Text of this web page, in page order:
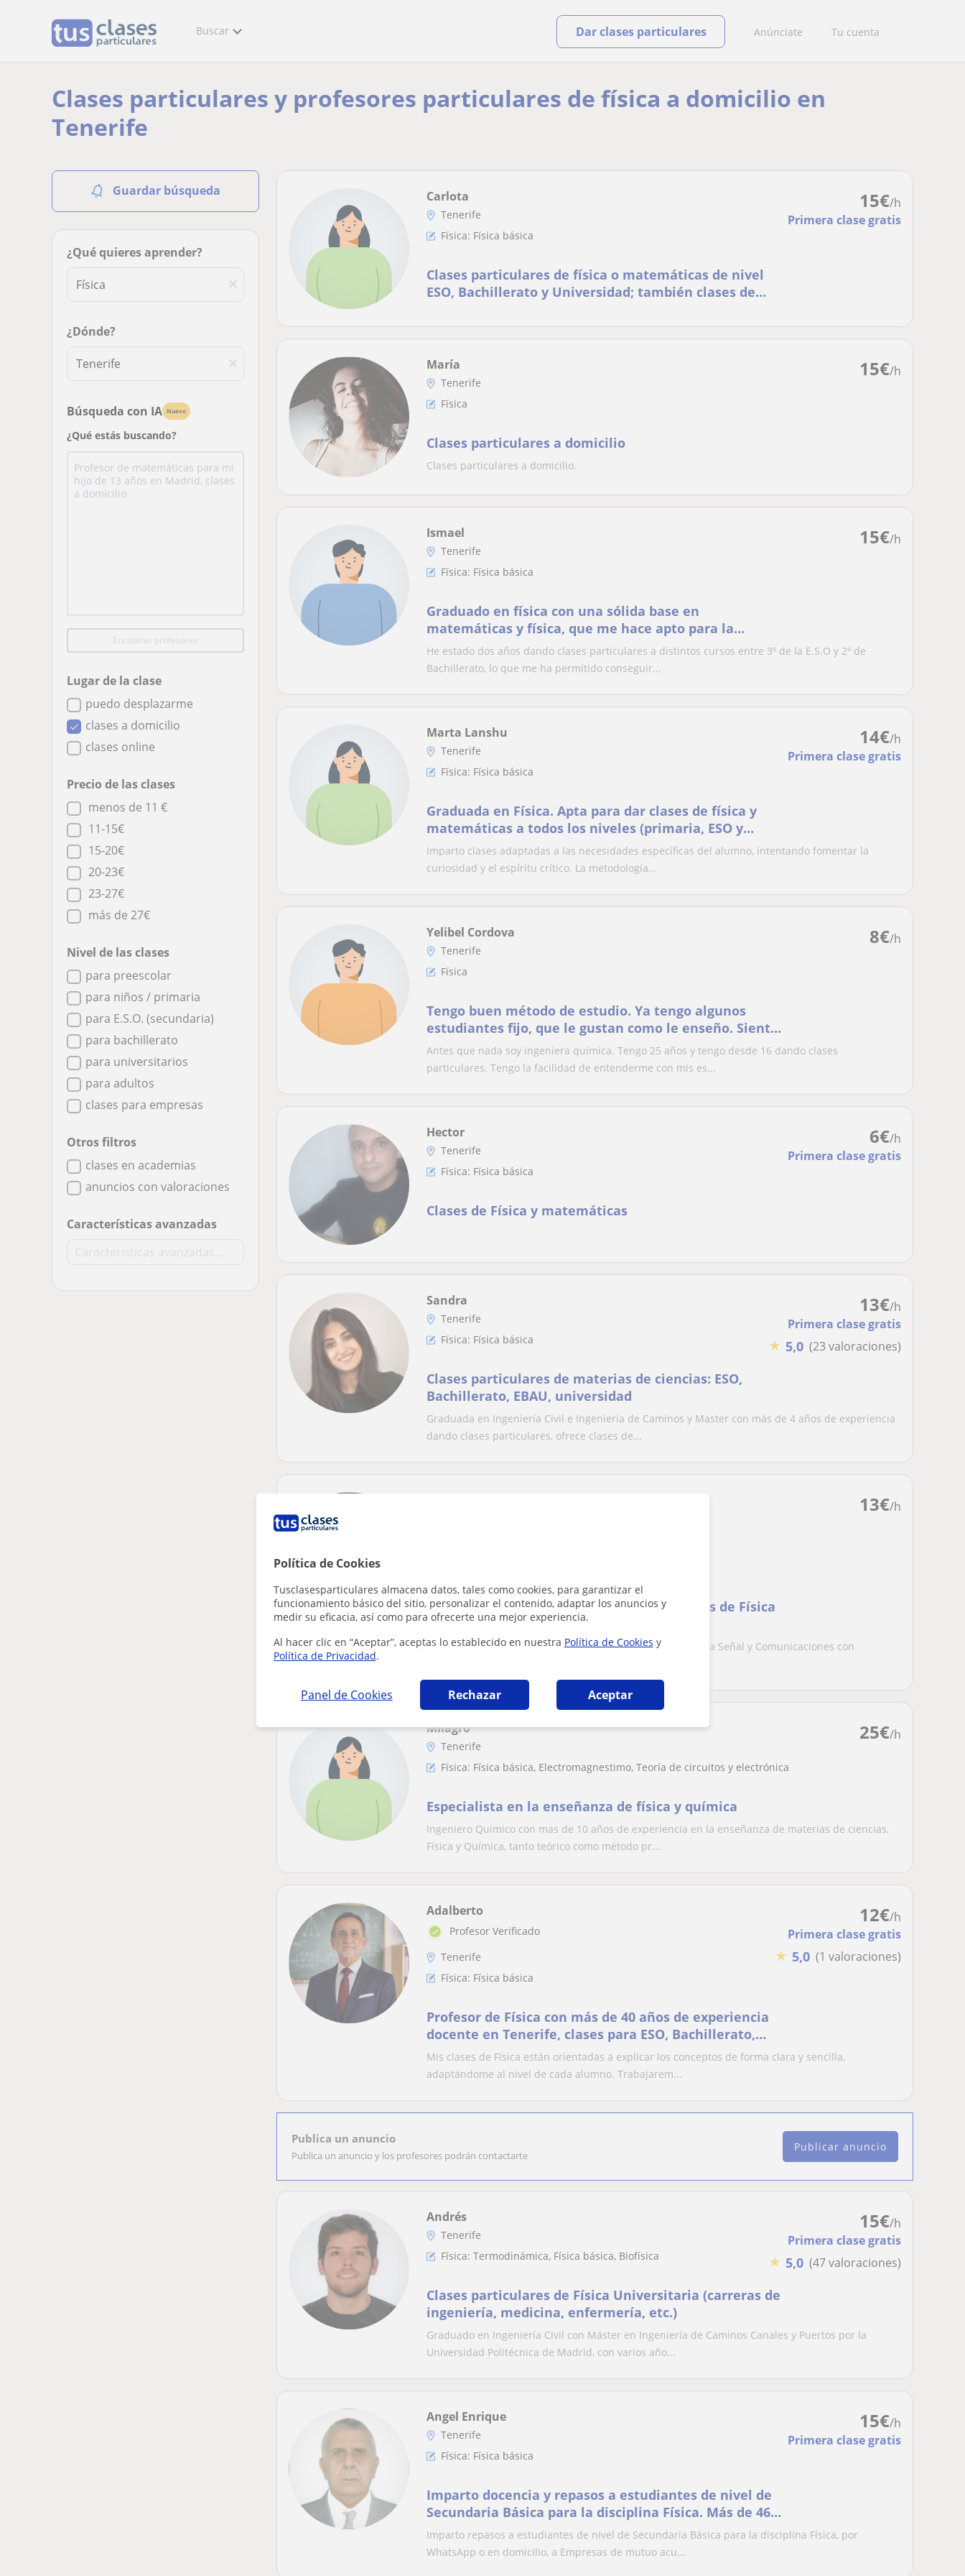
Política de Cookies
Tusclasesparticulares almacena datos, tales como cookies, para garantizar el
funcionamiento básico del sitio, personalizar el contenido, adaptar los anuncios y
medir su eficacia, así como para ofrecerte una mejor experiencia.
Al hacer clic en “Aceptar”, aceptas lo establecido en nuestra Política de Cookies y
Política de Privacidad.
Panel de Cookies Rechazar Aceptar
Buscar Anúnciate Tu cuenta
Dar clases particulares
Clases particulares y profesores particulares de física a domicilio en
Tenerife
Guardar búsqueda
¿Qué quieres aprender?
¿Dónde?
Búsqueda con IA Nuevo
¿Qué estás buscando?
Encontrar profesores
Lugar de la clase
puedo desplazarme
clases a domicilio
clases online
Precio de las clases
menos de 11 €
11-15€
15-20€
20-23€
23-27€
más de 27€
Nivel de las clases
para preescolar
para niños / primaria
para E.S.O. (secundaria)
para bachillerato
para universitarios
para adultos
clases para empresas
Otros filtros
clases en academias
anuncios con valoraciones
Características avanzadas
15€/h
Primera clase gratis
Carlota
Tenerife
Física: Física básica
Clases particulares de física o matemáticas de nivel
ESO, Bachillerato y Universidad; también clases de
15€/h
María
Tenerife
Física
Clases particulares a domicilio
Clases particulares a domicilio.
15€/h
Ismael
Tenerife
Física: Física básica
Graduado en física con una sólida base en
matemáticas y física, que me hace apto para la
docencia.
He estado dos años dando clases particulares a distintos cursos entre 3º de la E.S.O y 2º de
Bachillerato, lo que me ha permitido conseguir...
14€/h
Primera clase gratis
Marta Lanshu
Tenerife
Física: Física básica
Graduada en Física. Apta para dar clases de física y
matemáticas a todos los niveles (primaria, ESO y
bachillerato)
Imparto clases adaptadas a las necesidades específicas del alumno, intentando fomentar la
curiosidad y el espíritu crítico. La metodología...
8€/h
Yelibel Cordova
Tenerife
Física
Tengo buen método de estudio. Ya tengo algunos
estudiantes fijo, que le gustan como le enseño. Siento
que puedo entenderme con mis alumnos. También
parto clases de bachillerato
Antes que nada soy ingeniera química. Tengo 25 años y tengo desde 16 dando clases
particulares. Tengo la facilidad de entenderme con mis es...
6€/h
Primera clase gratis
Hector
Tenerife
Física: Física básica
Clases de Física y matemáticas
13€/h
Primera clase gratis
★ 5,0 (23 valoraciones)
Sandra
Tenerife
Física: Física básica
Clases particulares de materias de ciencias: ESO,
Bachillerato, EBAU, universidad
Graduada en Ingeniería Civil e Ingeniería de Caminos y Master con más de 4 años de experiencia
dando clases particulares, ofrece clases de...
13€/h
Doctor en ciencias ofrece clases particulares de Física
y Química (ESO y Bachillerato)
Licenciado en Ciencias Ambientales y doctor en Teoría de la Señal y Comunicaciones con
25€/h
Milagro
Tenerife
Física: Física básica, Electromagnestimo, Teoría de circuitos y electrónica
Especialista en la enseñanza de física y química
Ingeniero Químico con mas de 10 años de experiencia en la enseñanza de materias de ciencias,
Física y Química, tanto teórico como método pr...
12€/h
Primera clase gratis
★ 5,0 (1 valoraciones)
Adalberto
Profesor Verificado
Tenerife
Física: Física básica
Profesor de Física con más de 40 años de experiencia
docente en Tenerife, clases para ESO, Bachillerato,
EBAU y Universidad.
Mis clases de Física están orientadas a explicar los conceptos de forma clara y sencilla,
adaptándome al nivel de cada alumno. Trabajarem...
Publica un anuncio
Publica un anuncio y los profesores podrán contactarte
Publicar anuncio
15€/h
Primera clase gratis
★ 5,0 (47 valoraciones)
Andrés
Tenerife
Física: Termodinámica, Física básica, Biofísica
Clases particulares de Física Universitaria (carreras de
ingeniería, medicina, enfermería, etc.)
Graduado en Ingeniería Civil con Máster en Ingeniería de Caminos Canales y Puertos por la
Universidad Politécnica de Madrid, con varios año...
15€/h
Primera clase gratis
Angel Enrique
Tenerife
Física: Física básica
Imparto docencia y repasos a estudiantes de nivel de
Secundaria Básica para la disciplina Física. Más de 46
años en Docencia. Profesor Auxilar Máster
Imparto repasos a estudiantes de nivel de Secundaria Básica para la disciplina Física, por
WhatsApp o en domicilio, a Empresas de mutuo acu...